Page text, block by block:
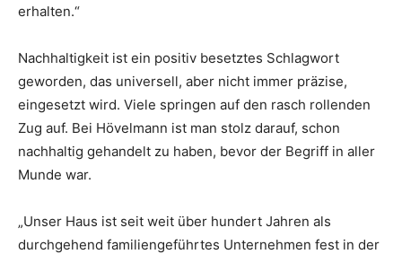
erhalten.“
Nachhaltigkeit ist ein positiv besetztes Schlagwort
geworden, das universell, aber nicht immer präzise,
eingesetzt wird. Viele springen auf den rasch rollenden
Zug auf. Bei Hövelmann ist man stolz darauf, schon
nachhaltig gehandelt zu haben, bevor der Begriff in aller
Munde war.
„Unser Haus ist seit weit über hundert Jahren als
durchgehend familiengeführtes Unternehmen fest in der